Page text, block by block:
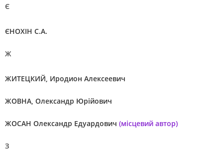
Є
ЄНОХІН С.А.
Ж
ЖИТЕЦКИЙ, Иродион Алексеевич
ЖОВНА, Олександр Юрійович
ЖОСАН Олександр Едуардович (місцевий автор)
З